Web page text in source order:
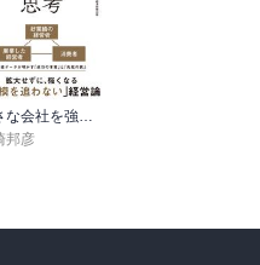
ーニング
ーネギー・東京・トレーニング
小さな会社を強くするマーケティング思考
邦彦